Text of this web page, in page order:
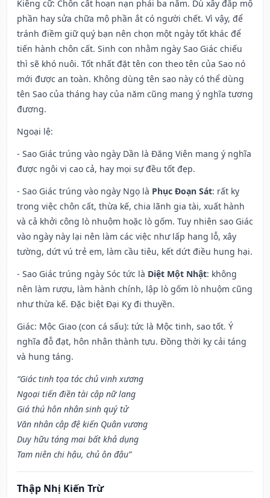
Kiêng cữ: Chôn cất hoạn nạn phải ba năm. Dù xây đắp mộ
phần hay sửa chữa mộ phần ắt có người chết. Vì vậy, để
tránh điềm giữ quý bạn nên chọn một ngày tốt khác để
tiến hành chôn cất. Sinh con nhằm ngày Sao Giác chiếu
thì sẽ khó nuôi. Tốt nhất đặt tên con theo tên của Sao nó
mới được an toàn. Không dùng tên sao này có thể dùng
tên Sao của tháng hay của năm cũng mang ý nghĩa tương
đương.
Ngoại lệ:
- Sao Giác trúng vào ngày Dần là Đăng Viên mang ý nghĩa
được ngôi vị cao cả, hay mọi sự đều tốt đẹp.
- Sao Giác trúng vào ngày Ngọ là Phục Đoạn Sát: rất kỵ
trong việc chôn cất, thừa kế, chia lãnh gia tài, xuất hành
và cả khởi công lò nhuộm hoặc lò gốm. Tuy nhiên sao Giác
vào ngày này lại nên làm các việc như lấp hang lỗ, xây
tường, dứt vú trẻ em, làm cầu tiêu, kết dứt điều hung hại.
- Sao Giác trúng ngày Sóc tức là Diệt Một Nhật: không
nên làm rượu, làm hành chính, lập lò gốm lò nhuộm cũng
như thừa kế. Đặc biệt Đại Kỵ đi thuyền.
Giác: Mộc Giao (con cá sấu): tức là Mộc tinh, sao tốt. Ý
nghĩa đỗ đạt, hôn nhân thành tựu. Đồng thời kỵ cải táng
và hung táng.
“Giác tinh tọa tác chủ vinh xương
Ngoại tiến điền tài cập nữ lang
Giá thú hôn nhân sinh quý tử
Văn nhân cập đệ kiến Quân vương
Duy hữu táng mai bất khả dụng
Tam niên chi hậu, chủ ôn đậu”
Thập Nhị Kiến Trừ